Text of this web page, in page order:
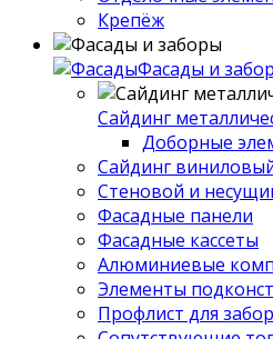
Крепёж
Фасады и
Сайдинг
Доборные
Сайдинг
Стеновой и
Фасадные панели
Фасадные кассеты
Алюминиевые
Элементы
Профлист для